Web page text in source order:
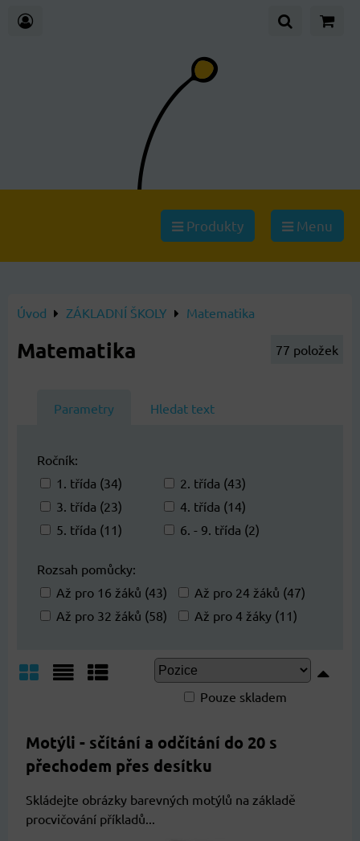
Produkty Menu
Úvod ZÁKLADNÍ ŠKOLY Matematika
Matematika 77 položek
Parametry Hledat text
Ročník:
1. třída (34)
2. třída (43)
3. třída (23)
4. třída (14)
5. třída (11)
6. - 9. třída (2)
Rozsah pomůcky:
Až pro 16 žáků (43)
Až pro 24 žáků (47)
Až pro 32 žáků (58)
Až pro 4 žáky (11)
Pouze skladem
Motýli - sčítání a odčítání do 20 s
přechodem přes desítku
Skládejte obrázky barevných motýlů na základě
procvičování příkladů...